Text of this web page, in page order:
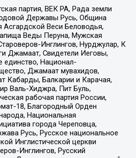
партия, ВЕК РА, Рада земли
Державы Русь, Община
Асгардской Веси Беловодья,
Веды Перуна, Мужская
Инглингов, Нурджулар, К
Джамаат, Свидетели Иеговы,
единство, Национал-
Джамаат мувахидов,
Кабарды, Балкарии и Карачая,
Валь-Хиджра, Пит Буль,
рабочая партия России,
18, Благородный Орден
Национальная
города Череповца,
Русь, Русское национальное
Инглистической церкви
Инглингов, Русский